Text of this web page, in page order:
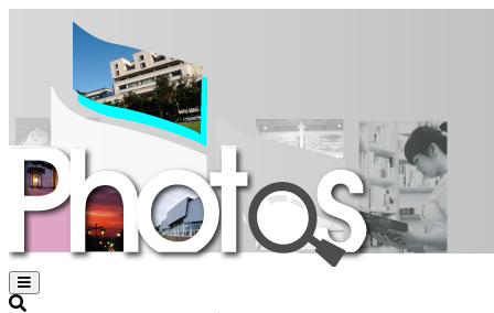
Open
sidebar
Search